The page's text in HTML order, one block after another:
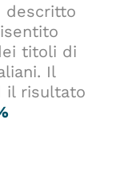
descritto
titoli di
Il
il risultato